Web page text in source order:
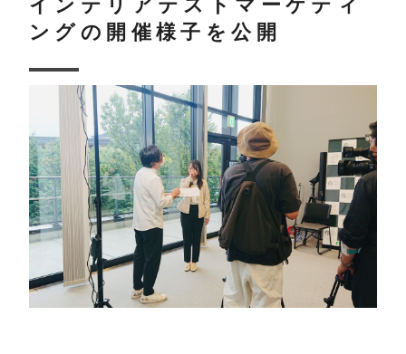
インテリアテストマーケティ
ングの開催様子を公開